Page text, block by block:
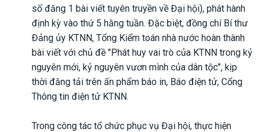
số đăng 1 bài viết tuyên truyền về Đại hội), phát hành
định kỳ vào thứ 5 hằng tuần. Đặc biệt, đồng chí Bí thư
Đảng ủy KTNN, Tổng Kiểm toán nhà nước hoàn thành
bài viết với chủ đề "Phát huy vai trò của KTNN trong kỷ
nguyên mới, kỷ nguyên vươn mình của dân tộc", kịp
thời đăng tải trên ấn phẩm báo in, Báo điện tử, Cổng
Thông tin điện tử KTNN.
Trong công tác tổ chức phục vụ Đại hội, thực hiện